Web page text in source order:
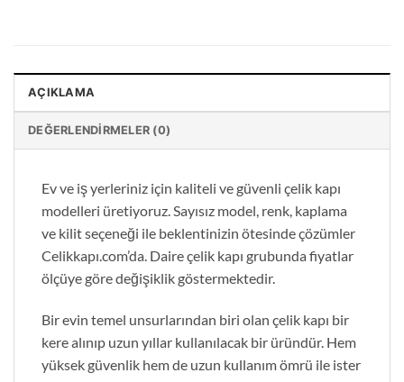
AÇIKLAMA
DEĞERLENDIRMELER (0)
Ev ve iş yerleriniz için kaliteli ve güvenli çelik kapı
modelleri üretiyoruz. Sayısız model, renk, kaplama
ve kilit seçeneği ile beklentinizin ötesinde çözümler
Celikkapı.com’da. Daire çelik kapı grubunda fiyatlar
ölçüye göre değişiklik göstermektedir.
Bir evin temel unsurlarından biri olan çelik kapı bir
kere alınıp uzun yıllar kullanılacak bir üründür. Hem
yüksek güvenlik hem de uzun kullanım ömrü ile ister